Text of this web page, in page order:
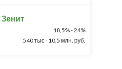
Зенит
18,5% - 24%
540 тыс - 10,5 млн. руб.